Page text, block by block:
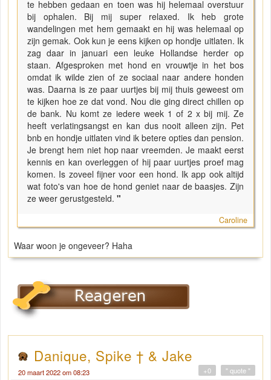
te hebben gedaan en toen was hij helemaal overstuur
bij ophalen. Bij mij super relaxed. Ik heb grote
wandelingen met hem gemaakt en hij was helemaal op
zijn gemak. Ook kun je eens kijken op hondje uitlaten. Ik
zag daar in januari een leuke Hollandse herder op
staan. Afgesproken met hond en vrouwtje in het bos
omdat ik wilde zien of ze sociaal naar andere honden
was. Daarna is ze paar uurtjes bij mij thuis geweest om
te kijken hoe ze dat vond. Nou die ging direct chillen op
de bank. Nu komt ze iedere week 1 of 2 x bij mij. Ze
heeft verlatingsangst en kan dus nooit alleen zijn. Pet
bnb en hondje uitlaten vind ik betere opties dan pension.
Je brengt hem niet hop naar vreemden. Je maakt eerst
kennis en kan overleggen of hij paar uurtjes proef mag
komen. Is zoveel fijner voor een hond. Ik app ook altijd
wat foto's van hoe de hond geniet naar de baasjes. Zijn
ze weer gerustgesteld. "
Caroline
Waar woon je ongeveer? Haha
Danique, Spike † & Jake
20 maart 2022 om 08:23 " quote "
+0